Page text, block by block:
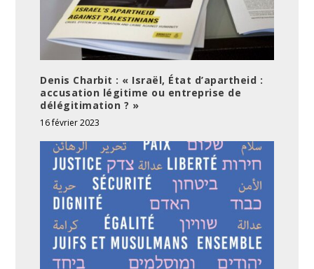
Denis Charbit : « Israël, État d’apartheid :
accusation légitime ou entreprise de
délégitimation ? »
16 février 2023